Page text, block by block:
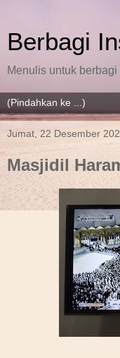
Berbagi
Menulis untuk
Jumat, 22 Desember
Masjidil